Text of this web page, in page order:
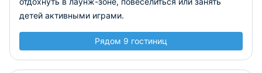
детей активными играми.
Рядом 9 гостиниц